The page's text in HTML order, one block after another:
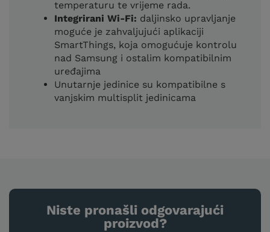
temperaturu te vrijeme rada.
Integrirani Wi-Fi: daljinsko upravljanje
moguće je zahvaljujući aplikaciji
SmartThings, koja omogućuje kontrolu
nad Samsung i ostalim kompatibilnim
uređajima
Unutarnje jedinice su kompatibilne s
vanjskim multisplit jedinicama
Niste pronašli odgovarajući
proizvod?